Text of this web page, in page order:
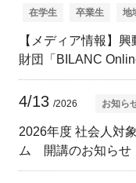
在学生 卒業生 地
【メディア情報】
財団「BILANC
4/13 /2026 お知ら
2026年度 社会人対
ム 開講のお知らせ